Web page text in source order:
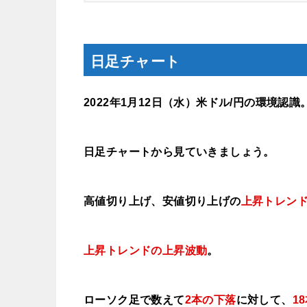
日足チャート
2022年1月12 日（水）米ドル/円の環境認識。
日足チャートから見ていきましょう。
高値切り上げ、安値切り上げの 上昇トレンド
上昇トレンドの上昇波動。
ローソク足で数えて2本の下落に対して、